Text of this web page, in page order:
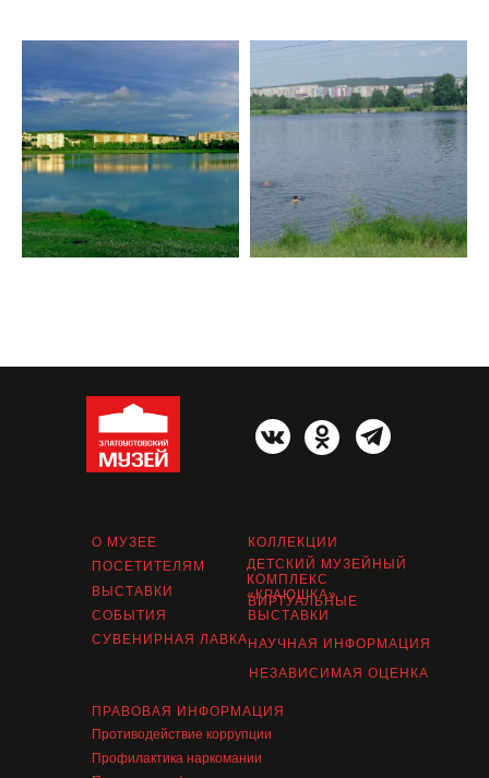
КОЛЛЕКЦИИ
ВИРТУАЛЬНЫЕ
ВЫСТАВКИ
НЕЗАВИСИМАЯ ОЦЕНКА
ДЕТСКИЙ МУЗЕЙНЫЙ
КОМПЛЕКС
«КРАЮШКА»
НАУЧНАЯ ИНФОРМАЦИЯ
О МУЗЕЕ
ВЫСТАВКИ
СУВЕНИРНАЯ ЛАВКА
СОБЫТИЯ
ПОСЕТИТЕЛЯМ
ПРАВОВАЯ ИНФОРМАЦИЯ
Противодействие коррупции
Профилактика наркомании